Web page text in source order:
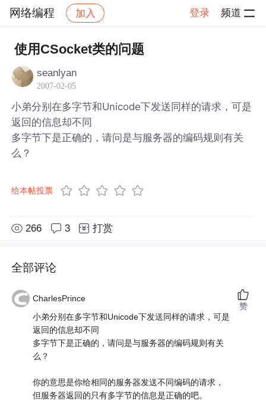
网络编程 加入 登录 频道
社区 网络编程 帖子详情
使用CSocket类的问题
seanlyan
2007-02-05
小弟分别在多字节和Unicode下发送同样的请求，可是
返回的信息却不同
多字节下是正确的，请问是与服务器的编码规则有关
么？
给本帖投票
266 3 打赏
全部评论
CharlesPrince
小弟分别在多字节和Unicode下发送同样的请求，可是
返回的信息却不同
多字节下是正确的，请问是与服务器的编码规则有关
么？
你的意思是你给相同的服务器发送不同编码的请求，
但服务器返回的只有多字节的信息是正确的吧。
赞